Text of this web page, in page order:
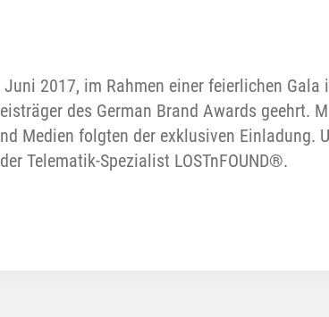
2017, im Rahmen einer feierlichen Gala
des German Brand Awards geehrt.
Medien folgten der exklusiven Einladung.
Telematik-Spezialist LOSTnFOUND®.